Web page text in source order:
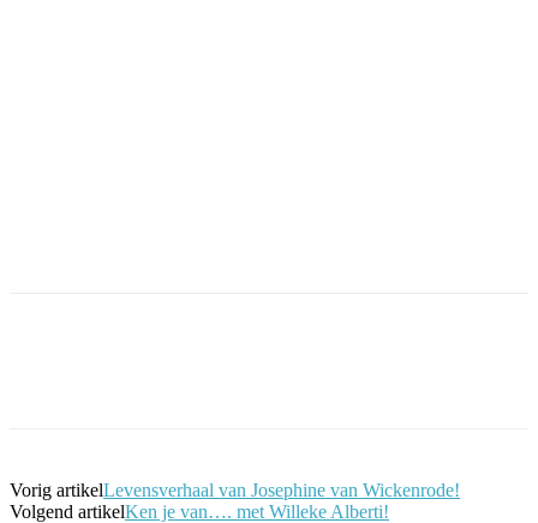
Vorig artikelLevensverhaal van Josephine van Wickenrode!
Volgend artikelKen je van…. met Willeke Alberti!